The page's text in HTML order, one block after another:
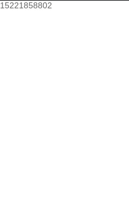
15221858802